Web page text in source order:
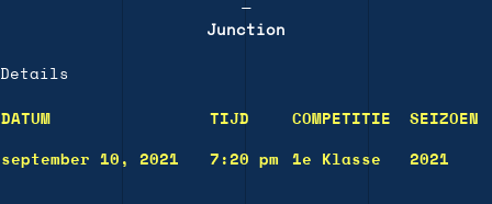
—
Junction
Details
DATUM TIJD COMPETITIE SEIZOEN
september 10, 2021 7:20 pm 1e Klasse 2021